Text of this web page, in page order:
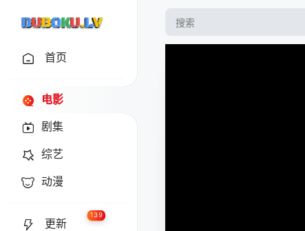
首页
电影
剧集
综艺
动漫
更新
139